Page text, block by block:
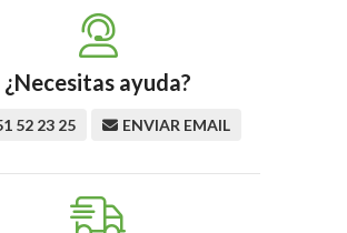
¿Necesitas ayuda?
52 23 25 ENVIAR EMAIL